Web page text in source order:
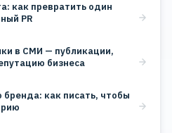
как превратить один
PR
в СМИ — публикации,
бизнеса
бренда: как писать, чтобы